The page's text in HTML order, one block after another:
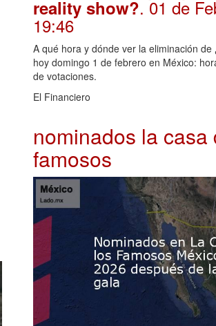
reality show?. 01 de
19:46
A qué hora y dónde ver la eliminación
hoy domingo 1 de febrero en México:
de votaciones.
El Financiero
nominados la casa
famosos